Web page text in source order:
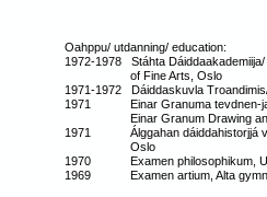
Oahppu/ utdanning/ education:
1972-1978 Stáhta
of Fine Arts, Oslo
1971-1972 Dáiddaskuvla
1971 Einar Granuma tevdnen-ja
Einar Granum Drawing and
1971 Álggahan dáiddahistorjjá
Oslo
1970 Examen philosophikum,
1969 Examen artium, Alta